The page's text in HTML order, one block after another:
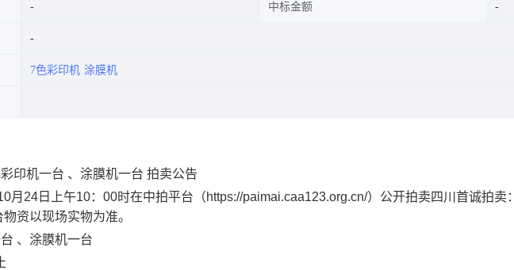
中标金额
7色彩印机 涂膜机
印机一台 、涂膜机一台 拍卖公告
月24日上午10：00时在中拍平台（https://paimai.caa123.org.cn/）公开拍卖四川首诚拍卖：
物资以现场实物为准。
、涂膜机一台